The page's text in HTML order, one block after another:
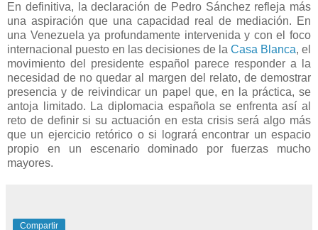
En definitiva, la declaración de Pedro Sánchez refleja más
una aspiración que una capacidad real de mediación. En
una Venezuela ya profundamente intervenida y con el foco
internacional puesto en las decisiones de la Casa Blanca, el
movimiento del presidente español parece responder a la
necesidad de no quedar al margen del relato, de demostrar
presencia y de reivindicar un papel que, en la práctica, se
antoja limitado. La diplomacia española se enfrenta así al
reto de definir si su actuación en esta crisis será algo más
que un ejercicio retórico o si logrará encontrar un espacio
propio en un escenario dominado por fuerzas mucho
mayores.
Compartir